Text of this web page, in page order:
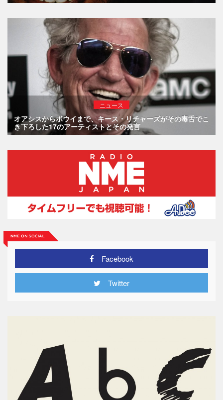
ニュース
オアシスからボウイまで、キース・リチャーズがその毒舌でこ
き下ろした17のアーティストとその発言
Facebook
Twitter